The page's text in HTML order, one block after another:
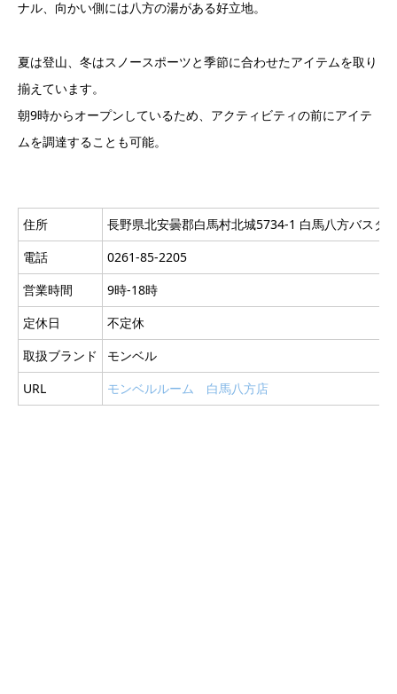
ナル、向かい側には八方の湯がある好立地。
夏は登山、冬はスノースポーツと季節に合わせたアイテムを取り
揃えています。
朝9時からオープンしているため、アクティビティの前にアイテ
ムを調達することも可能。
住所
長野県北安曇郡白馬村北城5734-1 白馬八方バスタ
電話
0261-85-2205
営業時間
9時-18時
定休日
不定休
取扱ブランド
モンベル
URL
モンベルルーム 白馬八方店